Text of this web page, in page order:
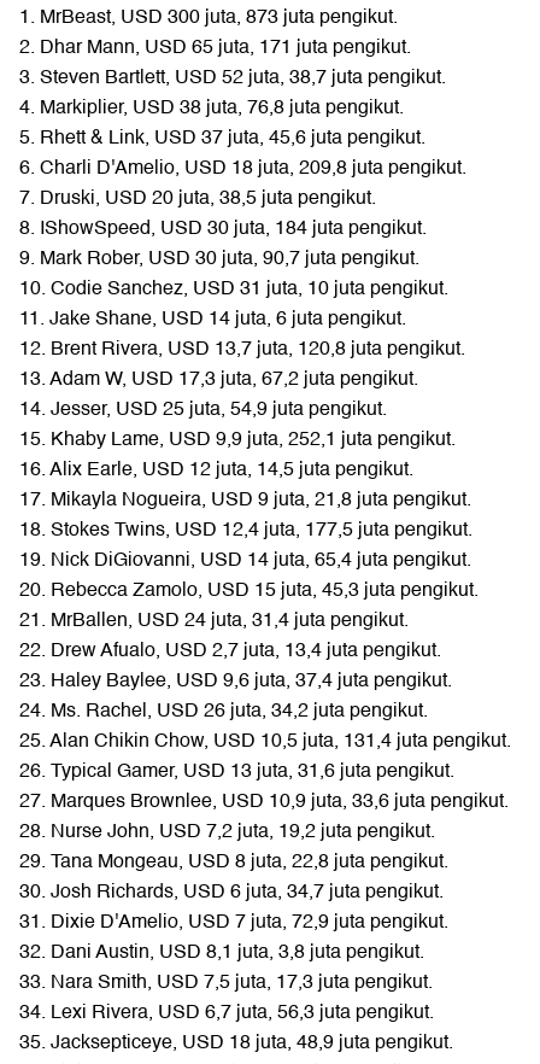
1. MrBeast, USD 300 juta, 873 juta pengikut.
2. Dhar Mann, USD 65 juta, 171 juta pengikut.
3. Steven Bartlett, USD 52 juta, 38,7 juta pengikut.
4. Markiplier, USD 38 juta, 76,8 juta pengikut.
5. Rhett & Link, USD 37 juta, 45,6 juta pengikut.
6. Charli D'Amelio, USD 18 juta, 209,8 juta pengikut.
7. Druski, USD 20 juta, 38,5 juta pengikut.
8. IShowSpeed, USD 30 juta, 184 juta pengikut.
9. Mark Rober, USD 30 juta, 90,7 juta pengikut.
10. Codie Sanchez, USD 31 juta, 10 juta pengikut.
11. Jake Shane, USD 14 juta, 6 juta pengikut.
12. Brent Rivera, USD 13,7 juta, 120,8 juta pengikut.
13. Adam W, USD 17,3 juta, 67,2 juta pengikut.
14. Jesser, USD 25 juta, 54,9 juta pengikut.
15. Khaby Lame, USD 9,9 juta, 252,1 juta pengikut.
16. Alix Earle, USD 12 juta, 14,5 juta pengikut.
17. Mikayla Nogueira, USD 9 juta, 21,8 juta pengikut.
18. Stokes Twins, USD 12,4 juta, 177,5 juta pengikut.
19. Nick DiGiovanni, USD 14 juta, 65,4 juta pengikut.
20. Rebecca Zamolo, USD 15 juta, 45,3 juta pengikut.
21. MrBallen, USD 24 juta, 31,4 juta pengikut.
22. Drew Afualo, USD 2,7 juta, 13,4 juta pengikut.
23. Haley Baylee, USD 9,6 juta, 37,4 juta pengikut.
24. Ms. Rachel, USD 26 juta, 34,2 juta pengikut.
25. Alan Chikin Chow, USD 10,5 juta, 131,4 juta pengikut.
26. Typical Gamer, USD 13 juta, 31,6 juta pengikut.
27. Marques Brownlee, USD 10,9 juta, 33,6 juta pengikut.
28. Nurse John, USD 7,2 juta, 19,2 juta pengikut.
29. Tana Mongeau, USD 8 juta, 22,8 juta pengikut.
30. Josh Richards, USD 6 juta, 34,7 juta pengikut.
31. Dixie D'Amelio, USD 7 juta, 72,9 juta pengikut.
32. Dani Austin, USD 8,1 juta, 3,8 juta pengikut.
33. Nara Smith, USD 7,5 juta, 17,3 juta pengikut.
34. Lexi Rivera, USD 6,7 juta, 56,3 juta pengikut.
35. Jacksepticeye, USD 18 juta, 48,9 juta pengikut.